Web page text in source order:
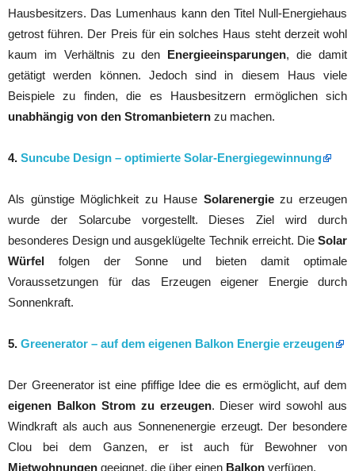
Hausbesitzers. Das Lumenhaus kann den Titel Null-Energiehaus
getrost führen. Der Preis für ein solches Haus steht derzeit wohl
kaum im Verhältnis zu den Energieeinsparungen, die damit
getätigt werden können. Jedoch sind in diesem Haus viele
Beispiele zu finden, die es Hausbesitzern ermöglichen sich
unabhängig von den Stromanbietern zu machen.
4. Suncube Design – optimierte Solar-Energiegewinnung
Als günstige Möglichkeit zu Hause Solarenergiezu erzeugen
wurde der Solarcube vorgestellt. Dieses Ziel wird durch
besonderes Design und ausgeklügelte Technik erreicht. Die Solar
Würfel folgen der Sonne und bieten damit optimale
Voraussetzungen für das Erzeugen eigener Energie durch
Sonnenkraft.
5. Greenerator – auf dem eigenen Balkon Energie erzeugen
Der Greenerator ist eine pfiffige Idee die es ermöglicht, auf dem
eigenen Balkon Strom zu erzeugen. Dieser wird sowohl aus
Windkraft als auch aus Sonnenenergie erzeugt. Der besondere
Clou bei dem Ganzen, er ist auch für Bewohner von
Mietwohnungen geeignet, die über einen Balkon verfügen.